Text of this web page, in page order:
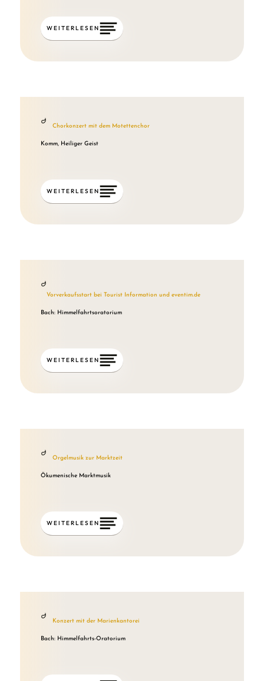
WEITERLESEN
Chorkonzert mit dem Motettenchor
Komm, Heiliger Geist
WEITERLESEN
Vorverkaufsstart bei Tourist Information und eventim.de
Bach: Himmelfahrtsoratorium
WEITERLESEN
Orgelmusik zur Marktzeit
Ökumenische Marktmusik
WEITERLESEN
Konzert mit der Marienkantorei
Bach: Himmelfahrts-Oratorium